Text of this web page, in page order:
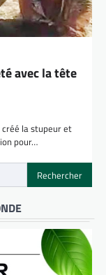
avec la tête
créé la stupeur et
pour…